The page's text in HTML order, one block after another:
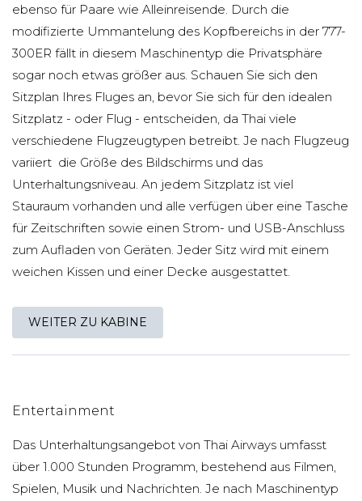
ebenso für Paare wie Alleinreisende. Durch die
modifizierte Ummantelung des Kopfbereichs in der 777-
300ER fällt in diesem Maschinentyp die Privatsphäre
sogar noch etwas größer aus. Schauen Sie sich den
Sitzplan Ihres Fluges an, bevor Sie sich für den idealen
Sitzplatz - oder Flug - entscheiden, da Thai viele
verschiedene Flugzeugtypen betreibt. Je nach Flugzeug
variiert die Größe des Bildschirms und das
Unterhaltungsniveau. An jedem Sitzplatz ist viel
Stauraum vorhanden und alle verfügen über eine Tasche
für Zeitschriften sowie einen Strom- und USB-Anschluss
zum Aufladen von Geräten. Jeder Sitz wird mit einem
weichen Kissen und einer Decke ausgestattet.
WEITER ZU KABINE
Entertainment
Das Unterhaltungsangebot von Thai Airways umfasst
über 1.000 Stunden Programm, bestehend aus Filmen,
Spielen, Musik und Nachrichten. Je nach Maschinentyp